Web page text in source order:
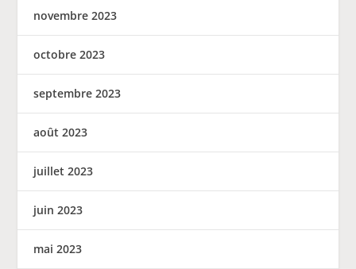
novembre 2023
octobre 2023
septembre 2023
août 2023
juillet 2023
juin 2023
mai 2023